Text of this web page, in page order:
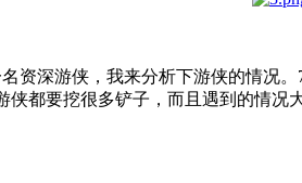
资深游侠，我来分析下游侠的情况
都要挖很多铲子，而且遇到的情况